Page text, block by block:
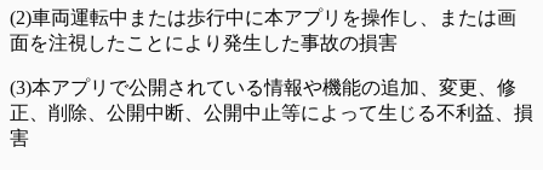
(2)車両運転中または歩行中に本アプリを操作し、または画
面を注視したことにより発生した事故の損害
(3)本アプリで公開されている情報や機能の追加、変更、修
正、削除、公開中断、公開中止等によって生じる不利益、損
害